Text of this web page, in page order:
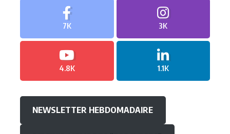
7K 3K
4.8K 1.1K
NEWSLETTER HEBDOMADAIRE